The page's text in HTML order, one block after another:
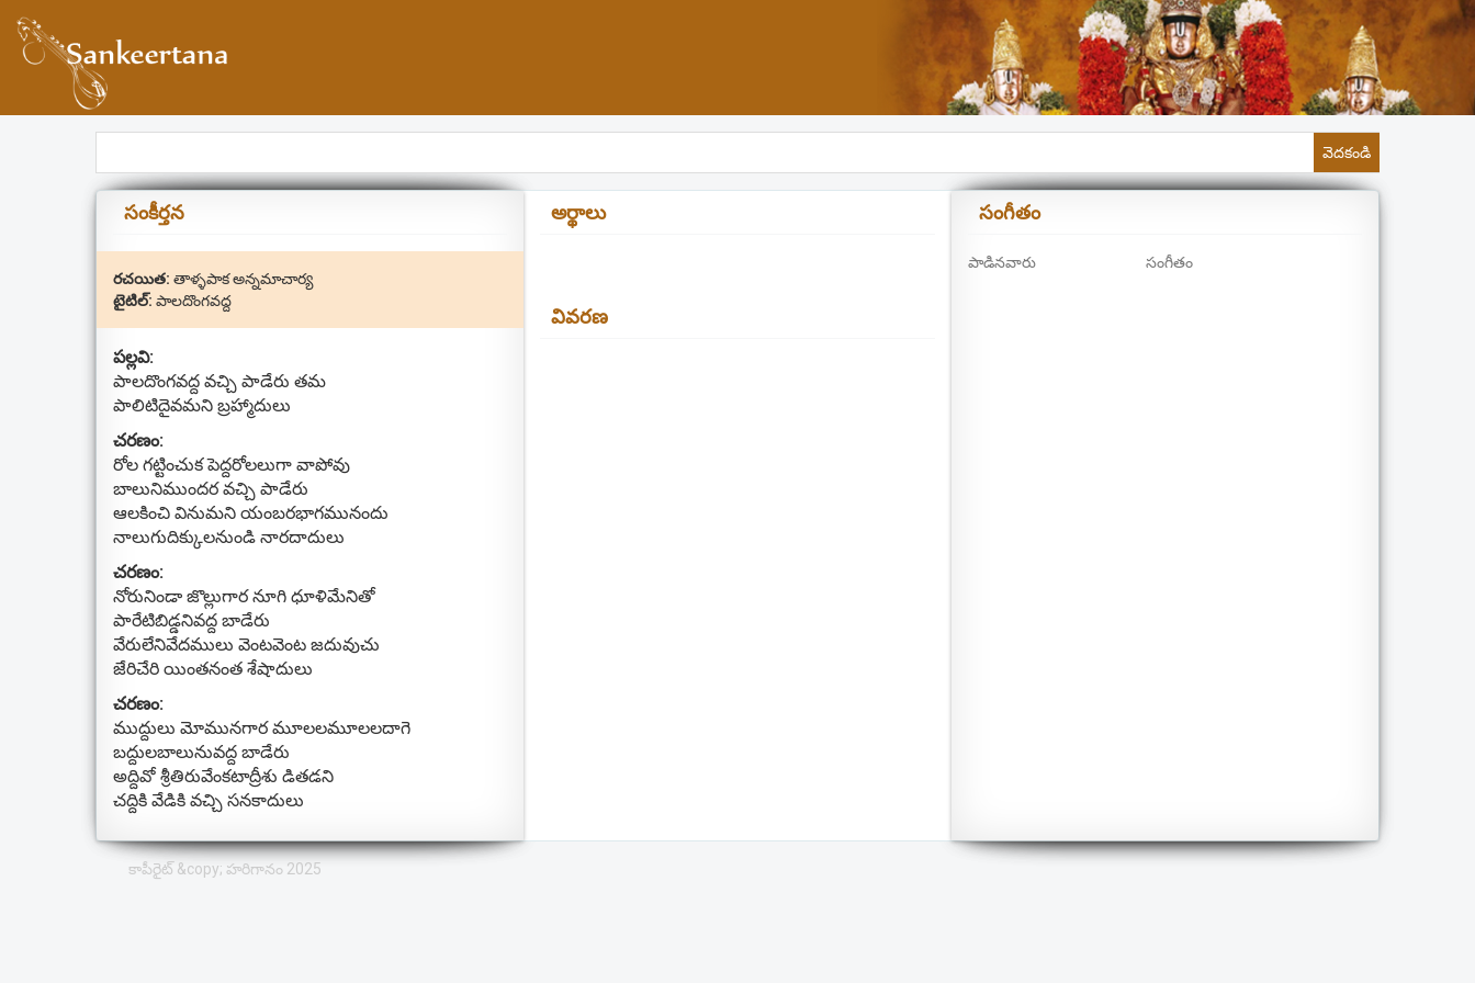
వెదకండి
సంకీర్తన
రచయిత: తాళ్ళపాక అన్నమాచార్య
టైటిల్: పాలదొంగవద్ద
పల్లవి:
పాలదొంగవద్ద వచ్చి పాడేరు తమ
పాలిటిదైవమని బ్రహ్మాదులు
చరణం:
రోల గట్టించుక పెద్దరోలలుగా వాపోవు
బాలునిముందర వచ్చి పాడేరు
ఆలకించి వినుమని యంబరభాగమునందు
నాలుగుదిక్కులనుండి నారదాదులు
చరణం:
నోరునిండా జొల్లుగార నూగి ధూళిమేనితో
పారేటిబిడ్డనివద్ద బాడేరు
వేరులేనివేదములు వెంటవెంట జదువుచు
జేరిచేరి యింతనంత శేషాదులు
చరణం:
ముద్దులు మోమునగార మూలలమూలలదాగె
బద్దులబాలునువద్ద బాడేరు
అద్దివో శ్రీతిరువేంకటాద్రీశు డితడని
చద్దికి వేడికి వచ్చి సనకాదులు
అర్థాలు
వివరణ
సంగీతం
పాడినవారు సంగీతం
కాపీరైట్ &copy; హరిగానం 2025